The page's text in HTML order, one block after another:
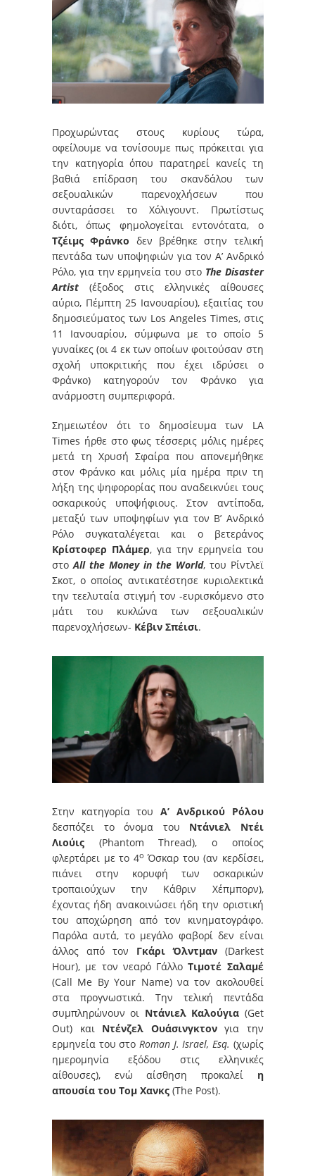
Προχωρώντας στους κυρίους τώρα,
οφείλουμε να τονίσουμε πως πρόκειται για
την κατηγορία όπου παρατηρεί κανείς τη
βαθιά επίδραση του σκανδάλου των
σεξουαλικών παρενοχλήσεων που
συνταράσσει το Χόλιγουντ. Πρωτίστως
διότι, όπως φημολογείται εντονότατα, ο
Τζέιμς Φράνκο δεν βρέθηκε στην τελική
πεντάδα των υποψηφιών για τον Α’ Ανδρικό
Ρόλο, για την ερμηνεία του στο The Disaster
Artist (έξοδος στις ελληνικές αίθουσες
αύριο, Πέμπτη 25 Ιανουαρίου), εξαιτίας του
δημοσιεύματος των Los Angeles Times, στις
11 Ιανουαρίου, σύμφωνα με το οποίο 5
γυναίκες (οι 4 εκ των οποίων φοιτούσαν στη
σχολή υποκριτικής που έχει ιδρύσει ο
Φράνκο) κατηγορούν τον Φράνκο για
ανάρμοστη συμπεριφορά.
Σημειωτέον ότι το δημοσίευμα των LA
Times ήρθε στο φως τέσσερις μόλις ημέρες
μετά τη Χρυσή Σφαίρα που απονεμήθηκε
στον Φράνκο και μόλις μία ημέρα πριν τη
λήξη της ψηφορορίας που αναδεικνύει τους
οσκαρικούς υποψήφιους. Στον αντίποδα,
μεταξύ των υποψηφίων για τον Β’ Ανδρικό
Ρόλο συγκαταλέγεται και ο βετεράνος
Κρίστοφερ Πλάμερ, για την ερμηνεία του
στο All the Money in the World, του Ρίντλεϊ
Σκοτ, ο οποίος αντικατέστησε κυριολεκτικά
την τεελυταία στιγμή τον -ευρισκόμενο στο
μάτι του κυκλώνα των σεξουαλικών
παρενοχλήσεων- Κέβιν Σπέισι.
Στην κατηγορία τουΑ’ Ανδρικού Ρόλου
δεσπόζει το όνομα του Ντάνιελ Ντέι
Λιούις (Phantom Thread), ο οποίος
φλερτάρει με το 4ο Όσκαρ του (αν κερδίσει,
πιάνει στην κορυφή των οσκαρικών
τροπαιούχων την Κάθριν Χέπμπορν),
έχοντας ήδη ανακοινώσει ήδη την οριστική
του αποχώρηση από τον κινηματογράφο.
Παρόλα αυτά, το μεγάλο φαβορί δεν είναι
άλλος από τον Γκάρι Όλντμαν(Darkest
Hour), με τον νεαρό ΓάλλοΤιμοτέ Σαλαμέ
(Call Me By Your Name) να τον ακολουθεί
στα προγνωστικά. Την τελική πεντάδα
συμπληρώνουν οι Ντάνιελ Καλούγια (Get
Out) και Ντένζελ Ουάσινγκτονγια την
ερμηνεία του στοRoman J. Israel, Esq. (χωρίς
ημερομηνία εξόδου στις ελληνικές
αίθουσες), ενώ αίσθηση προκαλεί η
απουσία του Τομ Χανκς (The Post).